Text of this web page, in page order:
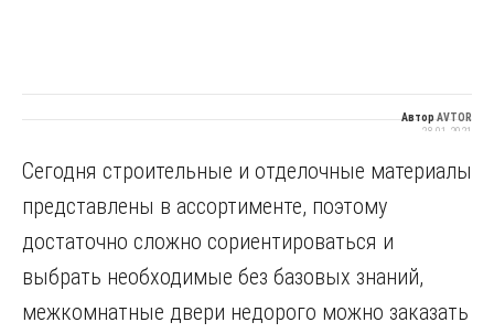
АвторAVTOR
28.01.2021
Сегодня строительные и отделочные материалы
представлены в ассортименте, поэтому
достаточно сложно сориентироваться и
выбрать необходимые без базовых знаний,
межкомнатные двери недорого можно заказать